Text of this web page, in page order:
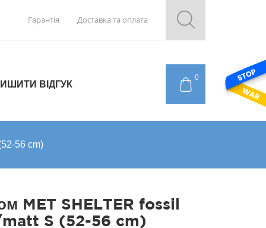
Гарантія Доставка та оплата
0
ВІДГУК
56 cm)
MET SHELTER fossil
S (52-56 cm)